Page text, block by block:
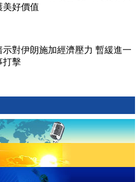
美好價值
示對伊朗施加經濟壓力 暫緩進一
打擊